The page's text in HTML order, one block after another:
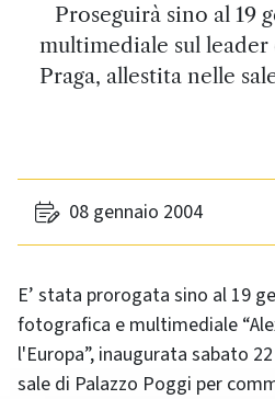
Proseguirà sino al 19
multimediale sul
Praga, allestita nelle
08 gennaio 2004
E’ stata prorogata sino al 19
fotografica e multimediale
l'Europa”, inaugurata sabato
sale di Palazzo Poggi per